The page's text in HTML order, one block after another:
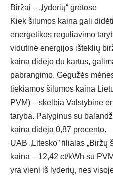
Biržai – „lyderių“ gretose
Kiek šilumos kaina gali
energetikos reguliavimo
vidutinė energijos išteklių
kaina didėjo du kartus,
pabrangimo. Gegužės
tiekiamos šilumos kaina
PVM) – skelbia Valstybinė
taryba. Palyginus su
kaina didėja 0,87 procento.
UAB „Litesko” filialas
kaina – 12,42 ct/kWh su
yra vieni iš lyderių, nes